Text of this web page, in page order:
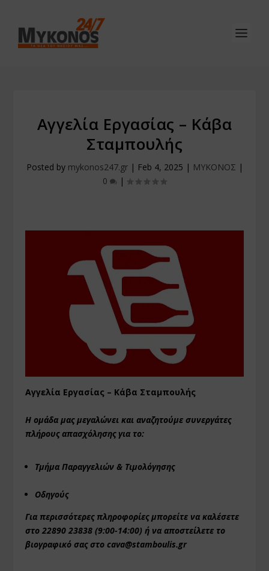
Αγγελία Εργασίας – Κάβα
Σταμπουλής
Posted by mykonos247.gr| Feb 4, 2025 | ΜΥΚΟΝΟΣ |
0
|
Αγγελία Εργασίας – Κάβα Σταμπουλής
Η ομάδα μας μεγαλώνει και αναζητούμε συνεργάτες
πλήρους απασχόλησης για το:
Τμήμα Παραγγελιών & Τιμολόγησης
Οδηγούς
Για περισσότερες πληροφορίες μπορείτε να καλέσετε
στο 22890 23838 (9:00-14:00) ή να αποστείλετε το
βιογραφικό σας στο cava@stamboulis.gr